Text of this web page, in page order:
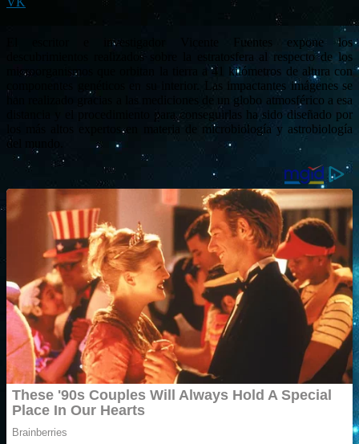
El escritor e investigador Vicente Fuentes expone los
descubrimientos realizados sobre la estratosfera al respecto de los
microorganismos que orbitan la tierra a 41 kilómetros de altura con
componentes genéticos en su interior. Las impactantes imágenes se
han realizado gracias a las mediciones de un globo atmosférico a esa
distancia y el procedimiento para conseguirlas ha sido diseñado por
los más altos expertos en materia de microbiología y astrobiología
del mundo.